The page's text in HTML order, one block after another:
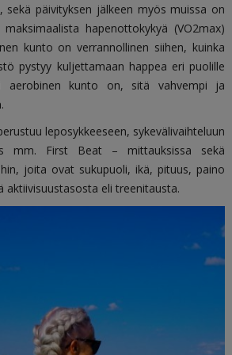
sekä päivityksen jälkeen myös muissa on
hapenottokykyä (VO2max)
kunto on verrannollinen siihen, kuinka
pystyy kuljettamaan happea eri puolille
aerobinen kunto on, sitä vahvempi ja
leposykkeeseen, sykevälivaihteluun
mm. First Beat – mittauksissa sekä
joita ovat sukupuoli, ikä, pituus, paino
aktiivisuustasosta eli treenitausta.